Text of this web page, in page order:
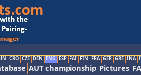
CRO CZE DEN ENG ESP FAI FIN FRA GER GRE INA
AUT championship Pictures